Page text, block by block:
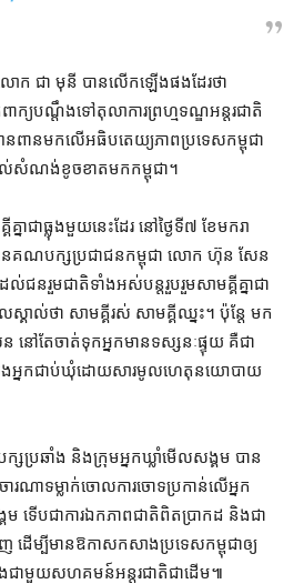
ក ជា មុនី បាន​លើកឡើង​​ផង​ដែរ​ថា
ក្យ​បណ្តឹង​ទៅ​តុលាការ​ព្រហ្មទណ្ឌ​អន្តរជាតិ
ពាន​មក​លើ​អធិបតេយ្យភាព​ប្រទេស​កម្ពុជា
តល់​សំណង់​ខូចខាត​មក​កម្ពុជា។
នា​ជា​ធ្លុង​មួយ​នេះ​ដែរ នៅ​ថ្ងៃទី៧ ខែ​មករា
ាន​គណបក្ស​ប្រជាជន​កម្ពុជា លោក ហ៊ុន សែន
ជនរួមជាតិ​ទាំងអស់​បន្ត​រួបរួមសាមគ្គី​គ្នា​ជា​
ាល់​ថា សាមគ្គី​រស់ សាមគ្គី​ឈ្នះ។ ប៉ុន្តែ មក​
ៅតែ​ចាត់ទុក​អ្នកមាន​ទស្សនៈ​ផ្ទុយ គឺជា​
ង​អ្នក​ជាប់ឃុំ​ដោយសារ​មូលហេតុ​នយោបាយ
ស​ប្រឆាំង និង​ក្រុម​អ្នកឃ្លាំមើល​សង្គម បាន​
រណា​ទម្លាក់​ចោលការ​ចោទប្រកាន់​លើ​អ្នក
ទើប​ជា​ការ​ឯកភាព​ជាតិ​ពិតប្រាកដ និង​ជា​
ញ ដើម្បី​មានឱកាស​កសាង​ប្រទេស​កម្ពុជា​ឲ្យ​
ជាមួយ​សហ​គម​ន៍​អន្តរជាតិ​ជាដើម៕